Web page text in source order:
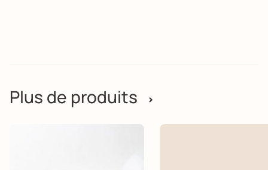
Plus de produits >